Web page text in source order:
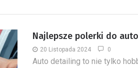
Najlepsze polerki do
20 Listopada 2024 0
Auto detailing to nie tylko